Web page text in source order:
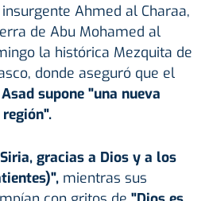
Ahmed al Charaa,
de Abu Mohamed al
la histórica Mezquita de
donde aseguró que el
supone "una nueva
gracias a Dios y a los
mientras sus